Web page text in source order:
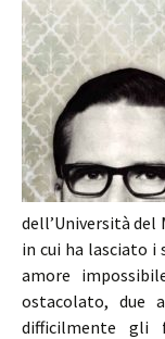
dell’Università del
in cui ha lasciato
amore
ostacolato, due
difficilmente gli